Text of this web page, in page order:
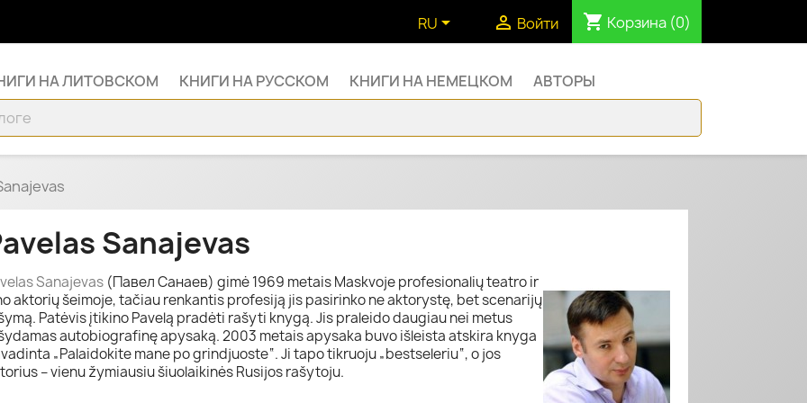
RU  Войти shopping_cart Корзина (0)
НА ЛИТОВСКОМ КНИГИ НА РУССКОМ КНИГИ НА НЕМЕЦКОМ АВТОРЫ
Sanajevas
Sanajevas(Павел Санаев) gimė 1969 metais Maskvoje profesionalių teatro ir
aktorių šeimoje, tačiau renkantis profesiją jis pasirinko ne aktorystę, bet scenarijų
Patėvis įtikino Pavelą pradėti rašyti knygą. Jis praleido daugiau nei metus
autobiografinę apysaką. 2003 metais apysaka buvo išleista atskira knyga
„Palaidokite mane po grindjuoste“. Ji tapo tikruoju „bestseleriu“, o jos
– vienu žymiausiu šiuolaikinės Rusijos rašytoju.